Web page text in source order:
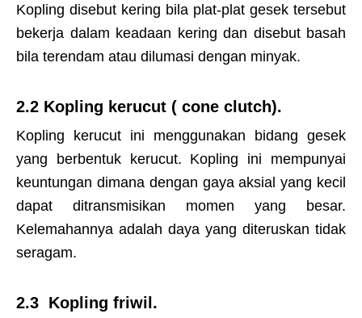
Kopling disebut kering bila plat-plat gesek tersebut
bekerja dalam keadaan kering dan disebut basah
bila terendam atau dilumasi dengan minyak.
2.2 Kopling kerucut ( cone clutch).
Kopling kerucut ini menggunakan bidang gesek
yang berbentuk kerucut. Kopling ini mempunyai
keuntungan dimana dengan gaya aksial yang kecil
dapat ditransmisikan momen yang besar.
Kelemahannya adalah daya yang diteruskan tidak
seragam.
2.3 Kopling friwil.